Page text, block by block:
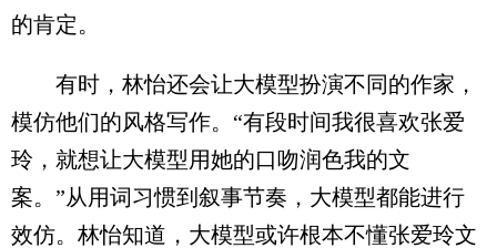
的肯定。
有时，林怡还会让大模型扮演不同的作家，
模仿他们的风格写作。“有段时间我很喜欢张爱
玲，就想让大模型用她的口吻润色我的文
案。”从用词习惯到叙事节奏，大模型都能进行
效仿。林怡知道，大模型或许根本不懂张爱玲文